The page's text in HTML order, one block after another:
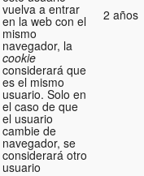
vuelva a entrar
en la web con el
mismo
navegador, la
cookie
considerará que
es el mismo
usuario. Solo en
el caso de que
el usuario
cambie de
navegador, se
considerará otro
usuario
2 años